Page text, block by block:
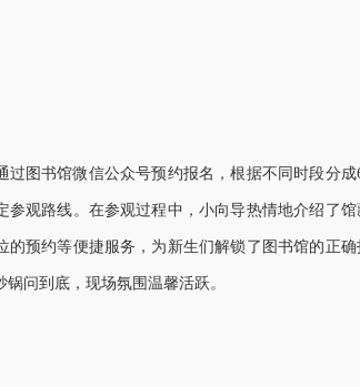
过图书馆微信公众号预约报名，根据不同时段分
参观路线。在参观过程中，小向导热情地介绍了
的预约等便捷服务，为新生们解锁了图书馆的正
问到底，现场氛围温馨活跃。